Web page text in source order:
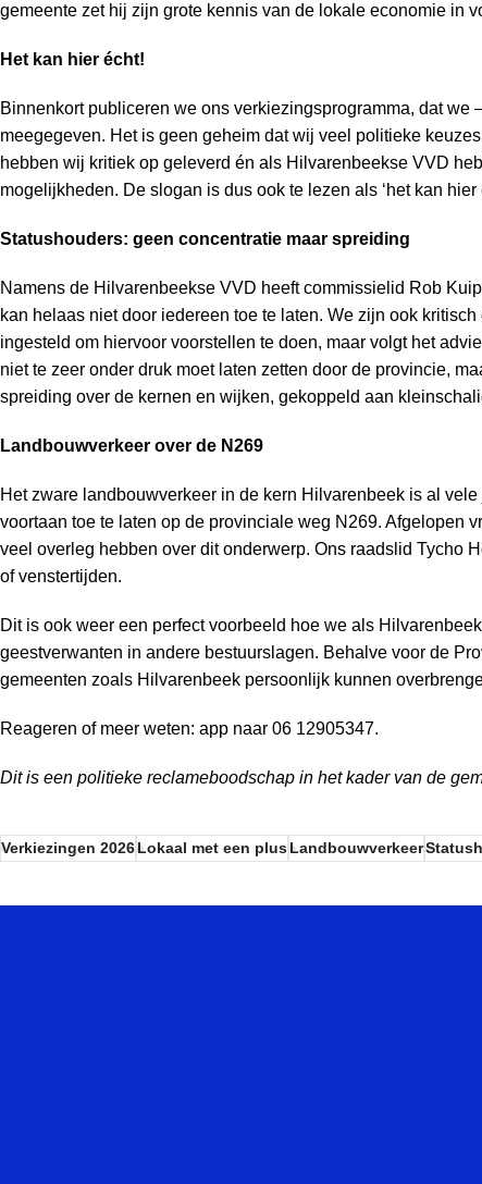
gemeente zet hij zijn grote kennis van de lokale economie in
Het kan hier écht!
Binnenkort publiceren we ons verkiezingsprogramma, dat we
meegegeven. Het is geen geheim dat wij veel politieke
hebben wij kritiek op geleverd én als Hilvarenbeekse VVD
mogelijkheden. De slogan is dus ook te lezen als ‘het kan
Statushouders: geen concentratie maar spreiding
Namens de Hilvarenbeekse VVD heeft commissielid Rob
kan helaas niet door iedereen toe te laten. We zijn ook
ingesteld om hiervoor voorstellen te doen, maar volgt het
niet te zeer onder druk moet laten zetten door de provincie,
spreiding over de kernen en wijken, gekoppeld aan
Landbouwverkeer over de N269
Het zware landbouwverkeer in de kern Hilvarenbeek is al
voortaan toe te laten op de provinciale weg N269. Afgelopen
veel overleg hebben over dit onderwerp. Ons raadslid Tycho
of venstertijden.
Dit is ook weer een perfect voorbeeld hoe we als
geestverwanten in andere bestuurslagen. Behalve voor de
gemeenten zoals Hilvarenbeek persoonlijk kunnen
Reageren of meer weten: app naar 06 12905347.
Dit is een politieke reclameboodschap in het kader van de
Verkiezingen 2026Lokaal met een plusLandbouwverkeer